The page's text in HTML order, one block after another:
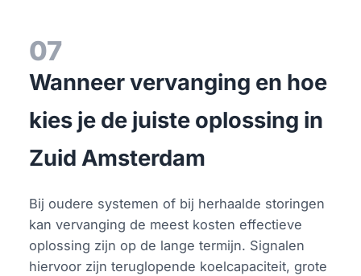
07
Wanneer vervanging en hoe
kies je de juiste oplossing in
Zuid Amsterdam
Bij oudere systemen of bij herhaalde storingen
kan vervanging de meest kosten effectieve
oplossing zijn op de lange termijn. Signalen
hiervoor zijn teruglopende koelcapaciteit, grote